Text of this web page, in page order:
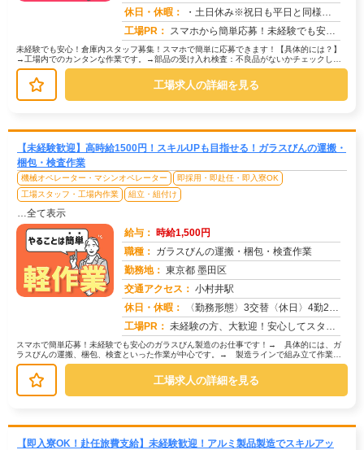
休日・休暇：
・土日休み※祝日も平日と同様の扱いで出勤日
工場PR： スマホから簡単応募！未経験でも安心の京栄センター不安なあなたを徹底サポート！→ お金、住まい、履歴書…心配事は全...
未経験でも安心！倉庫内スタッフ募集！スマホで簡単に応募できます！【具体的には？】
→工場内でのカンタンな作業です。→部品の受け入れ検査：不良品がないかチェックしま
す。→部品の運搬：カートを使って指...
工場求人の詳細を見る
【未経験歓迎】高時給1500円！スキルUPも目指せる！ガラスびんの運搬・
梱包・検査作業
機械オペレーター・マシンオペレーター
即採用・即赴任・即入寮OK
工場スタッフ・工場内作業
組立・組付け
…全て表示
給与： 時給1,500円
職種： ガラスびんの運搬・梱包・検査作業
勤務地： 東京都 墨田区
交通アクセス： 小村井駅
休日・休暇：
〈勤務形態〉3交替〈休日〉4勤2休★ＧＷ★夏季休暇★冬季休暇★年末年始
工場PR： 未経験の方、大歓迎！安心してスタートできる環境です。→家具付き寮が初期費用0円で利用可能！ 敷金・礼金・鍵交換代・...
スマホで簡単応募！未経験でも安心のガラスびん製造のお仕事です！→ 具体的には、ガ
ラスびんの運搬、梱包、検査といった作業が中心です。→ 製造ラインで組み立て作業や
加工業務を行うスタッフも募集してい...
工場求人の詳細を見る
【即入寮OK！赴任旅費支給】未経験歓迎！アルミ製品製造でスキルアッ